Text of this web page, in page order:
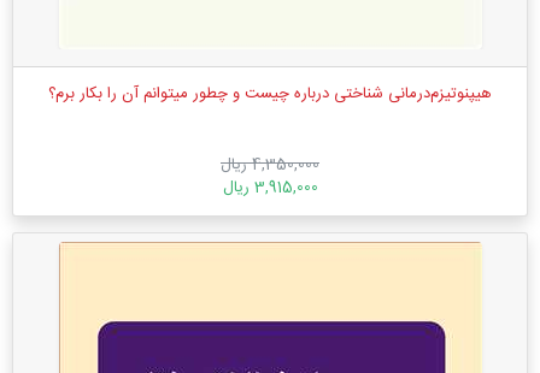
هیپنوتیزم‌درمانی شناختی درباره چیست و چطور میتوانم آن را بكار برم؟
4,350,000 ریال
3,915,000 ریال